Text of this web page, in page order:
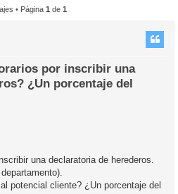
• Página 1 de 1
por inscribir una
¿Un porcentaje del
una declaratoria de herederos.
potencial cliente? ¿Un porcentaje del